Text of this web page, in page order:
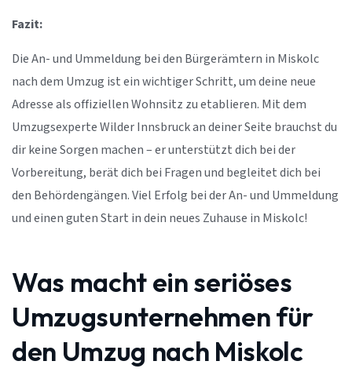
Fazit:
Die An- und Ummeldung bei den Bürgerämtern in Miskolc
nach dem Umzug ist ein wichtiger Schritt, um deine neue
Adresse als offiziellen Wohnsitz zu etablieren. Mit dem
Umzugsexperte Wilder Innsbruck an deiner Seite brauchst du
dir keine Sorgen machen – er unterstützt dich bei der
Vorbereitung, berät dich bei Fragen und begleitet dich bei
den Behördengängen. Viel Erfolg bei der An- und Ummeldung
und einen guten Start in dein neues Zuhause in Miskolc!
Was macht ein seriöses
Umzugsunternehmen für
den Umzug nach Miskolc